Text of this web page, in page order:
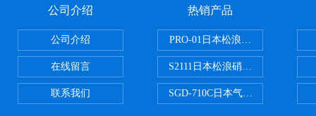
公司介绍
公司介绍
在线留言
联系我们
热销产品
PRO-01日本松浪硝子玻璃制品载
S2111日本松浪硝子载玻片
SGD-710C日本气体分割器